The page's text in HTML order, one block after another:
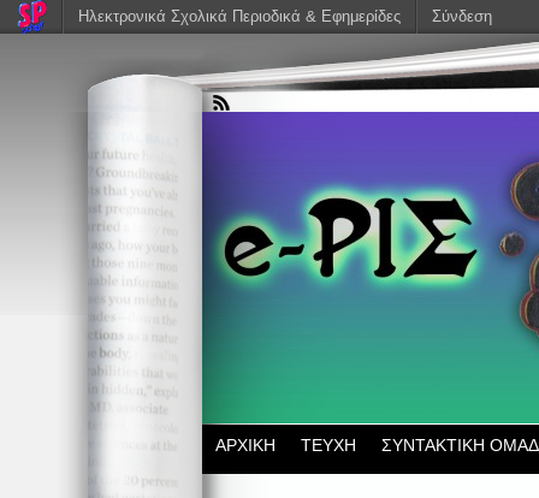
ΑΡΧΙΚΗ ΤΕΥΧΗ ΣΥΝΤΑΚΤΙΚΗ
Ηλεκτρονικά Σχολικά Περιοδικά & Εφημερίδες Σύνδεση